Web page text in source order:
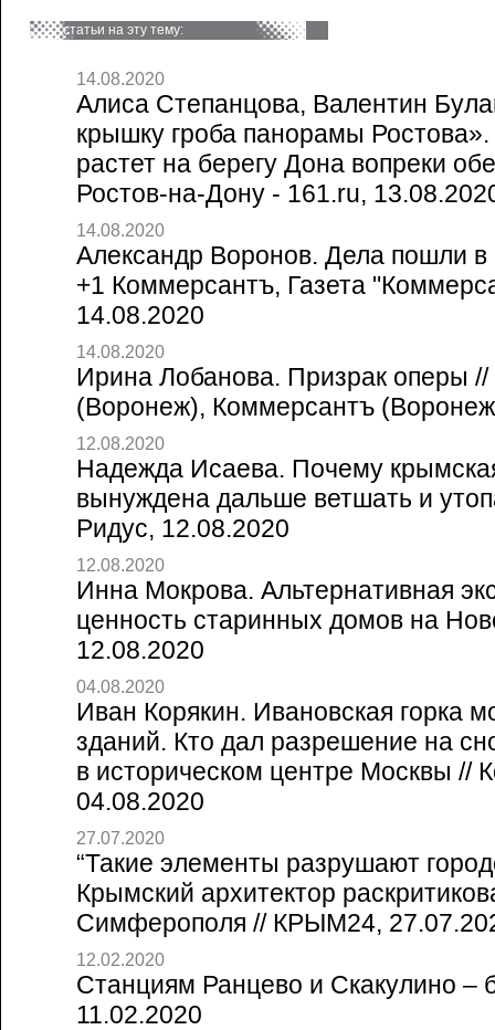
статьи на эту тему:
14.08.2020
Алиса Степанцова, Валентин
крышку гроба панорамы
растет на берегу Дона вопреки
Ростов-на-Дону - 161.ru,
14.08.2020
Александр Воронов. Дела пошли в
+1 Коммерсантъ, Газета
14.08.2020
14.08.2020
Ирина Лобанова. Призрак оперы
(Воронеж), Коммерсантъ
12.08.2020
Надежда Исаева. Почему
вынуждена дальше ветшать и
Ридус, 12.08.2020
12.08.2020
Инна Мокрова. Альтернативная
ценность старинных домов на
12.08.2020
04.08.2020
Иван Корякин. Ивановская горка
зданий. Кто дал разрешение на
в историческом центре Москвы //
04.08.2020
27.07.2020
“Такие элементы разрушают
Крымский архитектор
Симферополя // КРЫМ24,
12.02.2020
Станциям Ранцево и Скакулино –
11.02.2020